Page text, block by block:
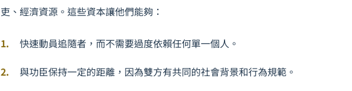
吏、經濟資源。這些資本讓他們能夠：
快速動員追隨者，而不需要過度依賴任何單一個人。
與功臣保持一定的距離，因為雙方有共同的社會背景和行為規範。